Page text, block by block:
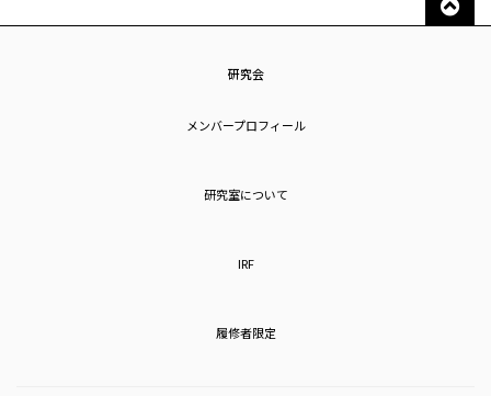
研究会
メンバープロフィール
研究室について
IRF
履修者限定